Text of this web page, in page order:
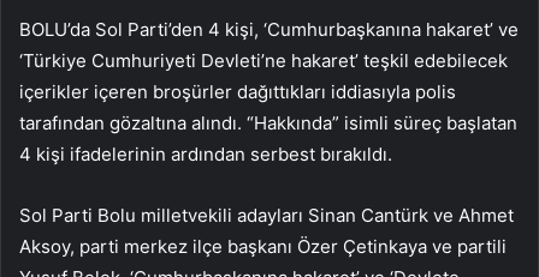
BOLU’da Sol Parti’den 4 kişi, ‘Cumhurbaşkanına hakaret’ ve
‘Türkiye Cumhuriyeti Devleti’ne hakaret’ teşkil edebilecek
içerikler içeren broşürler dağıttıkları iddiasıyla polis
tarafından gözaltına alındı. “Hakkında” isimli süreç başlatan
4 kişi ifadelerinin ardından serbest bırakıldı.
Sol Parti Bolu milletvekili adayları Sinan Cantürk ve Ahmet
Aksoy, parti merkez ilçe başkanı Özer Çetinkaya ve partili